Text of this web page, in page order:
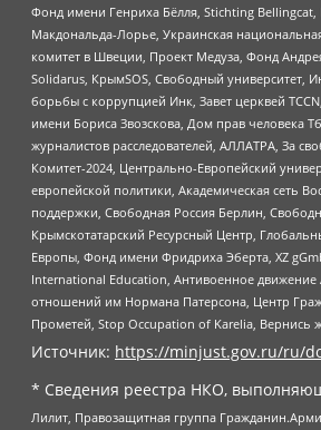
Фонд имени Генриха Бёлля, Stichting
Макдональда-Лорье, Украинская
комитет в Швеции, Проект Медуза, Фонд
Solidarus, КрымSOS, Свободный университет,
борьбы с коррупцией Инк, Завет церквей
имени Бориса Звозскова, Дом прав человека
журналистов расследователей, АЛЛАТРА, За
Комитет-2024, Центрально-Европейский
европейской политики, Академическая сеть
поддержки, Свободная Россия Берлин,
Крымскотатарский Ресурсный Центр,
Европы, Фонд имени Фридриха Эберта, XZ
International Education, Антивоенное
отношений им Нормана Патерсона, Центр
Прометей, Stop Occupation of Karelia,
Источник: https://minjust.gov.ru/ru/
* Сведения реестра НКО,
Лилит, Правозащитная группа